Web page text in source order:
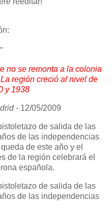
no se remonta a la colonia
región creció al nivel de
y 1938
- 12/05/2009
de salida de las
de las independencias
de este año y el
de la región celebrará el
española.
de salida de las
de las independencias